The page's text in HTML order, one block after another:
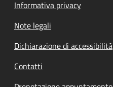
Informativa privacy
Note legali
Dichiarazione di accessibilità
Contatti